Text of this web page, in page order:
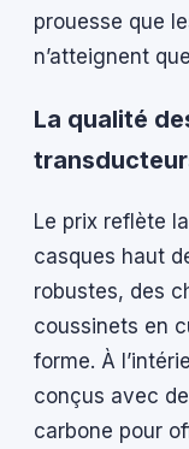
prouesse que
n’atteignent
La qualité
Le prix reflète
casques haut
robustes, des
coussinets en
forme. À
conçus avec
carbone pour